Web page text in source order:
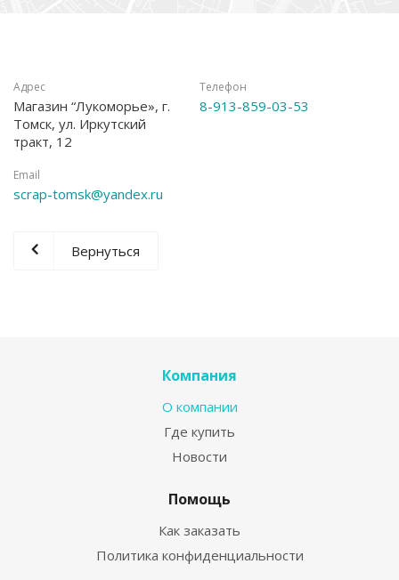
Адрес
Магазин “Лукоморье», г.
Томск, ул. Иркутский
тракт, 12
Телефон
8-913-859-03-53
Email
scrap-tomsk@yandex.ru
Вернуться
Компания
О компании
Где купить
Новости
Помощь
Как заказать
Политика конфиденциальности